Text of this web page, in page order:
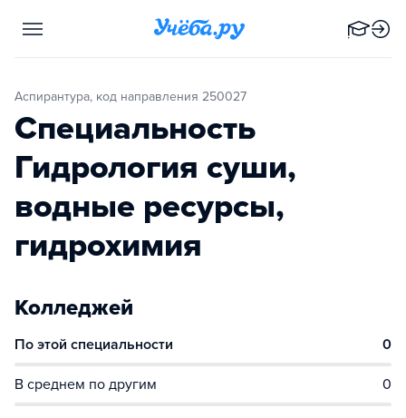
Аспирантура, код направления 250027
Специальность
Гидрология суши,
водные ресурсы,
гидрохимия
Колледжей
По этой специальности 0
В среднем по другим 0